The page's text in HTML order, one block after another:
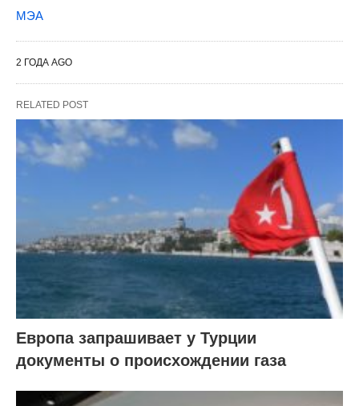
МЭА
2 ГОДА AGO
RELATED POST
Европа запрашивает у Турции
документы о происхождении газа